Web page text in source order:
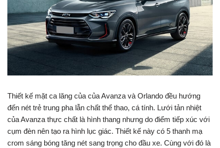
Thiết kế mặt ca lăng của của Avanza và Orlando đều hướng
đến nét trẻ trung pha lẫn chất thể thao, cá tính. Lưới tản nhiệt
của Avanza thực chất là hình thang nhưng do điểm tiếp xúc với
cụm đèn nên tạo ra hình lục giác. Thiết kế này có 5 thanh mạ
crom sáng bóng tăng nét sang trọng cho đầu xe. Cùng với đó là